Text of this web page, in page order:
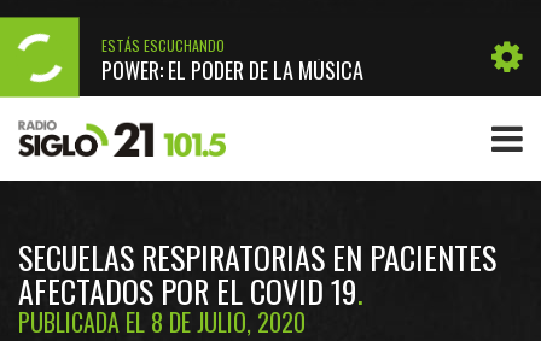
ESTÁS ESCUCHANDO
POWER: EL PODER DE LA MÚSICA
SECUELAS RESPIRATORIAS EN PACIENTES
AFECTADOS POR EL COVID 19
PUBLICADA EL 8 DE JULIO, 2020